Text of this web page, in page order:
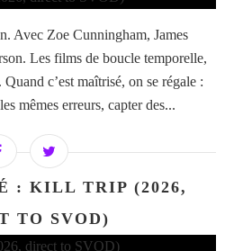
Avec Zoe Cunningham, James
Les films de boucle temporelle,
c’est maîtrisé, on se régale :
mêmes erreurs, capter des...
: KILL TRIP (2026,
TO SVOD)